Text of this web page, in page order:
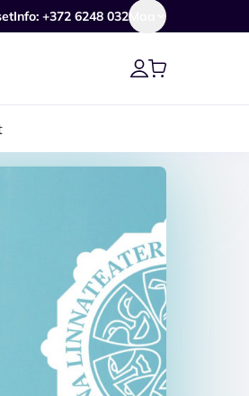
Info: +372 6248 032Maa